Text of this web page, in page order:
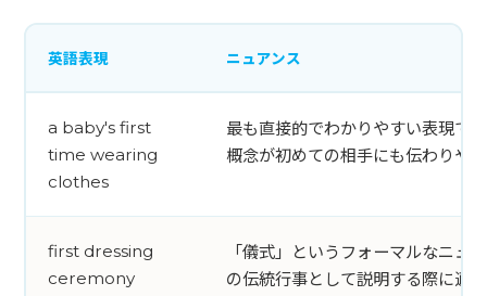
英語表現 ニュアンス
a baby's first
time wearing
clothes
最も直接的でわかりやすい表現で
概念が初めての相手にも伝わりや
first dressing
ceremony
「儀式」というフォーマルなニュ
の伝統行事として説明する際に適